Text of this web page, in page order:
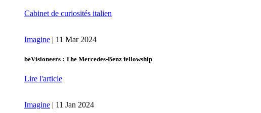
Cabinet de curiosités italien
Imagine | 11 Mar 2024
beVisioneers : The Mercedes‑Benz fellowship
Lire l'article
Imagine | 11 Jan 2024